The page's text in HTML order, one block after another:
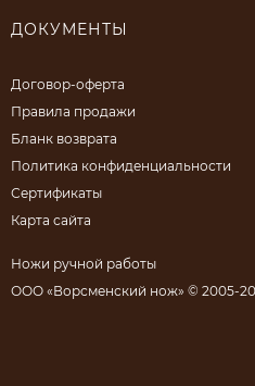
ДОКУМЕНТЫ
Договор-оферта
Правила продажи
Бланк возврата
Политика конфиденциальности
Сертификаты
Карта сайта
Ножи ручной работы
ООО «Ворсменский нож» © 2005-